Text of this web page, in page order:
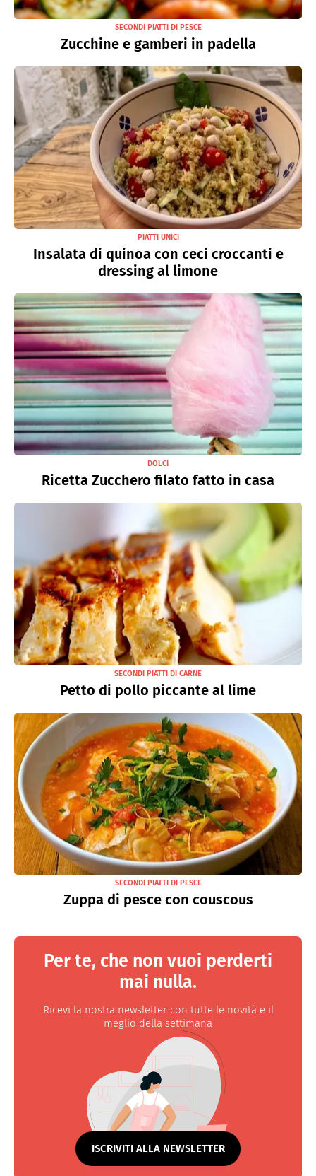
SECONDI PIATTI DI PESCE
Zucchine e gamberi in padella
PIATTI UNICI
Insalata di quinoa con ceci croccanti e
dressing al limone
DOLCI
Ricetta Zucchero filato fatto in casa
SECONDI PIATTI DI CARNE
Petto di pollo piccante al lime
SECONDI PIATTI DI PESCE
Zuppa di pesce con couscous
Per te, che non vuoi perderti
mai nulla.
Ricevi la nostra newsletter con tutte le novità e il
meglio della settimana
ISCRIVITI ALLA NEWSLETTER